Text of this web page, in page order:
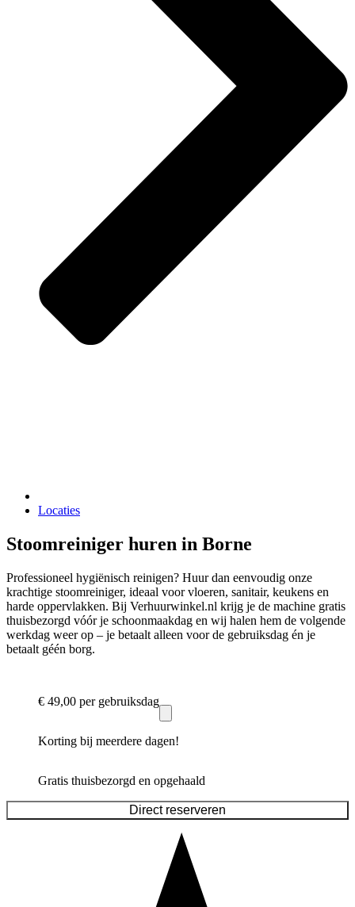
Locaties
Stoomreiniger huren in Borne
Professioneel hygiënisch reinigen? Huur dan eenvoudig onze
krachtige stoomreiniger, ideaal voor vloeren, sanitair, keukens en
harde oppervlakken. Bij Verhuurwinkel.nl krijg je de machine gratis
thuisbezorgd vóór je schoonmaakdag en wij halen hem de volgende
werkdag weer op – je betaalt alleen voor de gebruiksdag én je
betaalt géén borg.
€ 49,00 per gebruiksdag
Korting bij meerdere dagen!
Gratis thuisbezorgd en opgehaald
Direct reserveren